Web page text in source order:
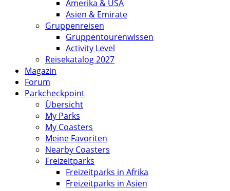
Amerika & USA
Asien & Emirate
Gruppenreisen
Gruppentourenwissen
Activity Level
Reisekatalog 2027
Magazin
Forum
Parkcheckpoint
Übersicht
My Parks
My Coasters
Meine Favoriten
Nearby Coasters
Freizeitparks
Freizeitparks in Afrika
Freizeitparks in Asien